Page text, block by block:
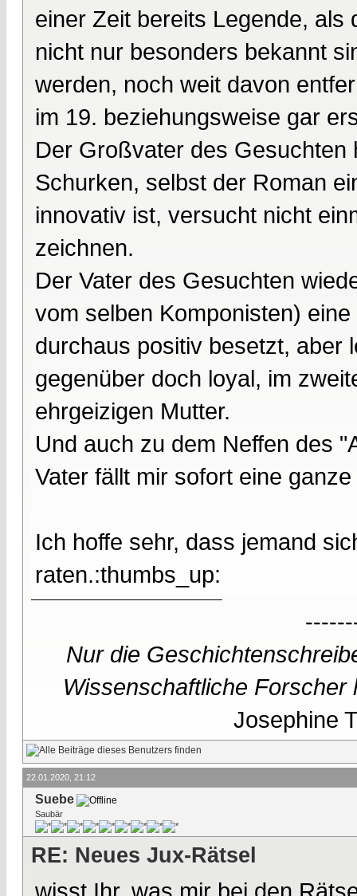
einer Zeit bereits Legende, als
nicht nur besonders bekannt
werden, noch weit davon
im 19. beziehungsweise gar
Der Großvater des
Schurken, selbst der Roman
innovativ ist, versucht nicht
zeichnen.
Der Vater des Gesuchten
vom selben Komponisten)
durchaus positiv besetzt, aber
gegenüber doch loyal, im
ehrgeizigen Mutter.
Und auch zu dem Neffen des
Vater fällt mir sofort eine
Ich hoffe sehr, dass jemand
raten.:thumbs_up:
Nur die
Wissenschaftliche
Josephine
22.01.2020, 21:12
Suebe
Saubär
RE: Neues Jux-Rätsel